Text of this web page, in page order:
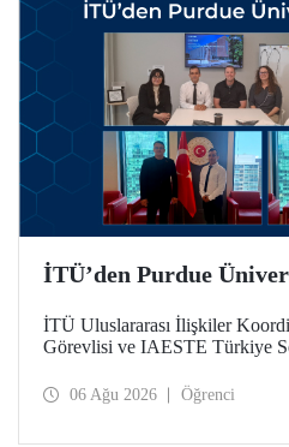
İTÜ’den Purdue
İTÜ Uluslararası İlişkiler
Görevlisi ve IAESTE Türkiye
Temmuz tarihlerinde ABD’de
06 Ağu 2026 Öğrenci